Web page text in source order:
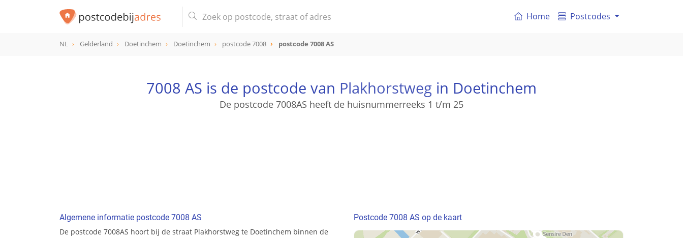
Home Postcodes
NL Gelderland Doetinchem Doetinchem postcode 7008 postcode 7008 AS
7008 AS is de postcode van Plakhorstweg in Doetinchem
De postcode 7008AS heeft de huisnummerreeks 1 t/m 25
Algemene informatie postcode 7008 AS
De postcode 7008AS hoort bij de straat Plakhorstweg te Doetinchem binnen de
Postcode 7008 AS op de kaart